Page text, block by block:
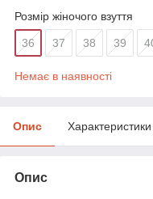
Розмір жіночого взуття
36 37 38 39
Немає в наявності
Опис Характеристики
Опис